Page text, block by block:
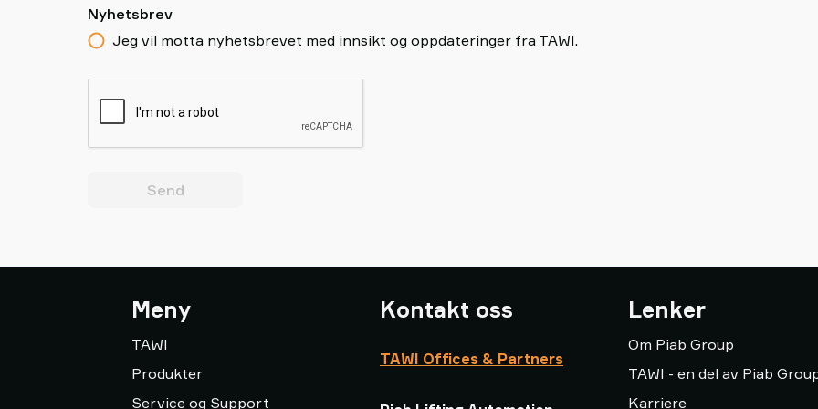
Nyhetsbrev
Jeg vil motta nyhetsbrevet med innsikt og oppdateringer fra TAWI.
Send
Meny
TAWI
Produkter
Service og Support
Kontakt oss
TAWI Offices & Partners
Lenker
Om Piab Group
TAWI - en del av Piab
Karriere